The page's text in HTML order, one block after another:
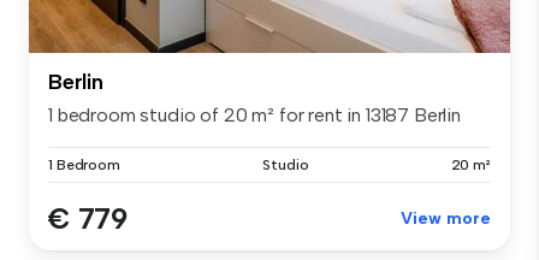
Berlin
1 bedroom studio of 20 m² for rent in 13187 Berlin
1 Bedroom Studio 20 m²
€ 779 View more